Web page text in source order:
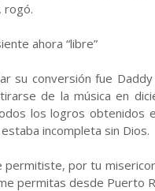
rogó.
ahora “libre”
su conversión fue Daddy
de la música en
los logros obtenidos
incompleta sin Dios.
permitiste, por tu
permitas desde Puerto